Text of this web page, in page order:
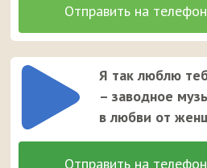
Я так люблю
– заводное
в любви от